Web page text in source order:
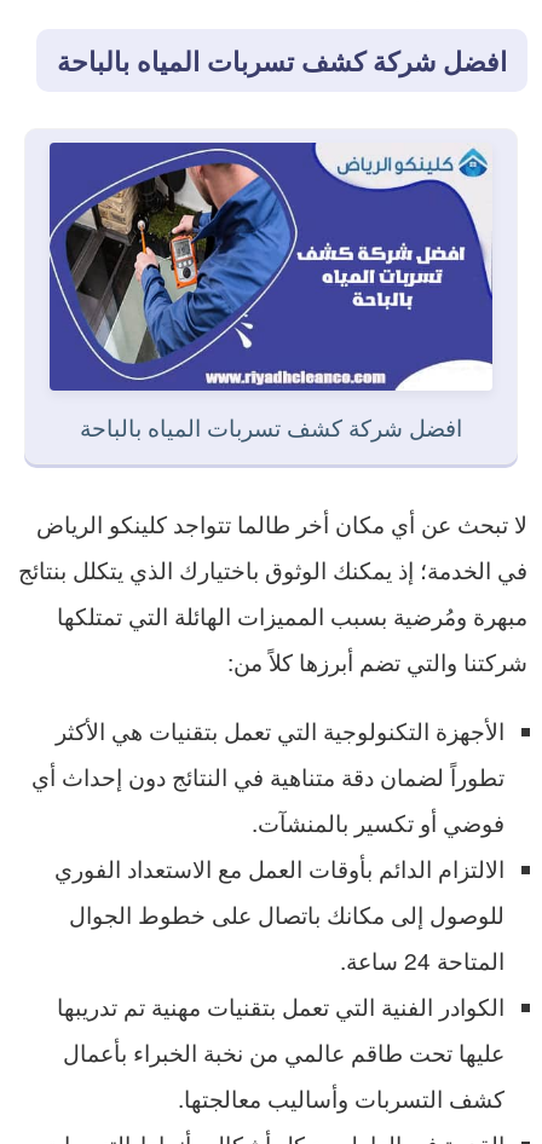
افضل شركة كشف تسربات المياه بالباحة
افضل شركة كشف تسربات المياه بالباحة
لا تبحث عن أي مكان أخر طالما تتواجد كلينكو الرياض
في الخدمة؛ إذ يمكنك الوثوق باختيارك الذي يتكلل بنتائج
مبهرة ومُرضية بسبب المميزات الهائلة التي تمتلكها
شركتنا والتي تضم أبرزها كلاً من:
الأجهزة التكنولوجية التي تعمل بتقنيات هي الأكثر
تطوراً لضمان دقة متناهية في النتائج دون إحداث أي
فوضي أو تكسير بالمنشآت.
الالتزام الدائم بأوقات العمل مع الاستعداد الفوري
للوصول إلى مكانك باتصال على خطوط الجوال
المتاحة 24 ساعة.
الكوادر الفنية التي تعمل بتقنيات مهنية تم تدريبها
عليها تحت طاقم عالمي من نخبة الخبراء بأعمال
كشف التسربات وأساليب معالجتها.